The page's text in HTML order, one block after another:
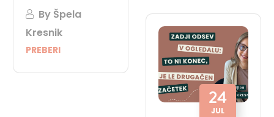
By Špela
Kresnik
PREBERI
24
JUL